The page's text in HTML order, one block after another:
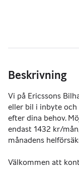
Beskrivning
Vi på Ericssons
eller bil i inbyte
efter dina behov.
endast 1432 kr/
månadens
Välkommen att